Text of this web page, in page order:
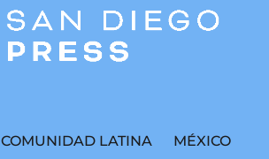
COMUNIDAD LATINA MÉXICO